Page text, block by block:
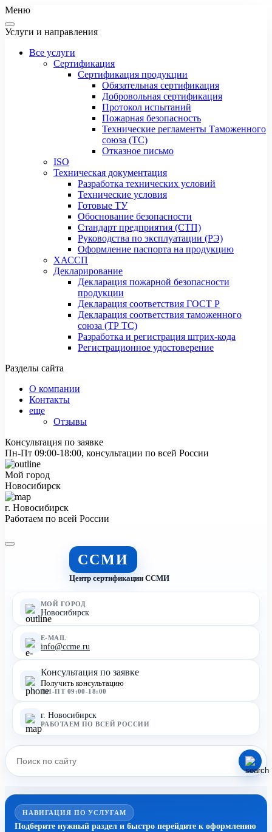
Меню
Услуги и направления
Все услуги
Сертификация
Сертификация продукции
Обязательная сертификация
Добровольная сертификация
Протокол испытаний
Пожарная безопасность
Технические регламенты Таможенного
союза (ТС)
Отказное письмо
ISO
Техническая документация
Разработка технических условий
Технические условия
Готовые ТУ
Обоснование безопасности
Стандарт предприятия (СТП)
Руководства по эксплуатации (РЭ)
Оформление паспорта на продукцию
ХАССП
Декларирование
Декларация пожарной безопасности
продукции
Декларация соответствия ГОСТ Р
Декларация соответствия таможенного
союза (ТР ТС)
Разработка и регистрация штрих-кода
Регистрационное удостоверение
Разделы сайта
О компании
Контакты
еще
Отзывы
Консультация по заявке
Пн-Пт 09:00-18:00, консультации по всей России
Мой город
Новосибирск
г. Новосибирск
Работаем по всей России
ССМИ
Центр сертификации ССМИ
МОЙ ГОРОД
Новосибирск
E-MAIL
info@ccme.ru
Консультация по заявке
Получить консультацию
ПН-ПТ 09:00-18:00
г. Новосибирск
РАБОТАЕМ ПО ВСЕЙ РОССИИ
НАВИГАЦИЯ ПО УСЛУГАМ
Подберите нужный раздел и быстро перейдите к оформлению